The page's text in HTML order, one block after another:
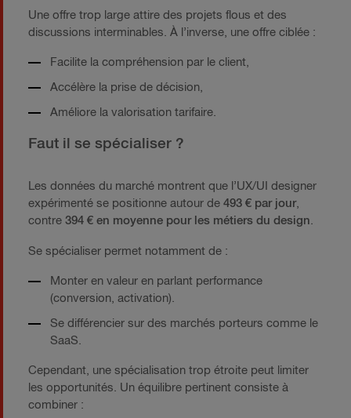
Une offre trop large attire des projets flous et des
discussions interminables. À l’inverse, une offre ciblée :
Facilite la compréhension par le client,
Accélère la prise de décision,
Améliore la valorisation tarifaire.
Faut il se spécialiser ?
Les données du marché montrent que l’UX/UI designer
expérimenté se positionne autour de 493 € par jour,
contre 394 € en moyenne pour les métiers du design.
Se spécialiser permet notamment de :
Monter en valeur en parlant performance
(conversion, activation).
Se différencier sur des marchés porteurs comme le
SaaS.
Cependant, une spécialisation trop étroite peut limiter
les opportunités. Un équilibre pertinent consiste à
combiner :